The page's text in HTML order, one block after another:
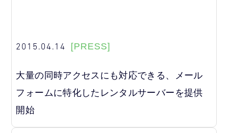
2015.04.14 [PRESS]
大量の同時アクセスにも対応できる、メール
フォームに特化したレンタルサーバーを提供
開始